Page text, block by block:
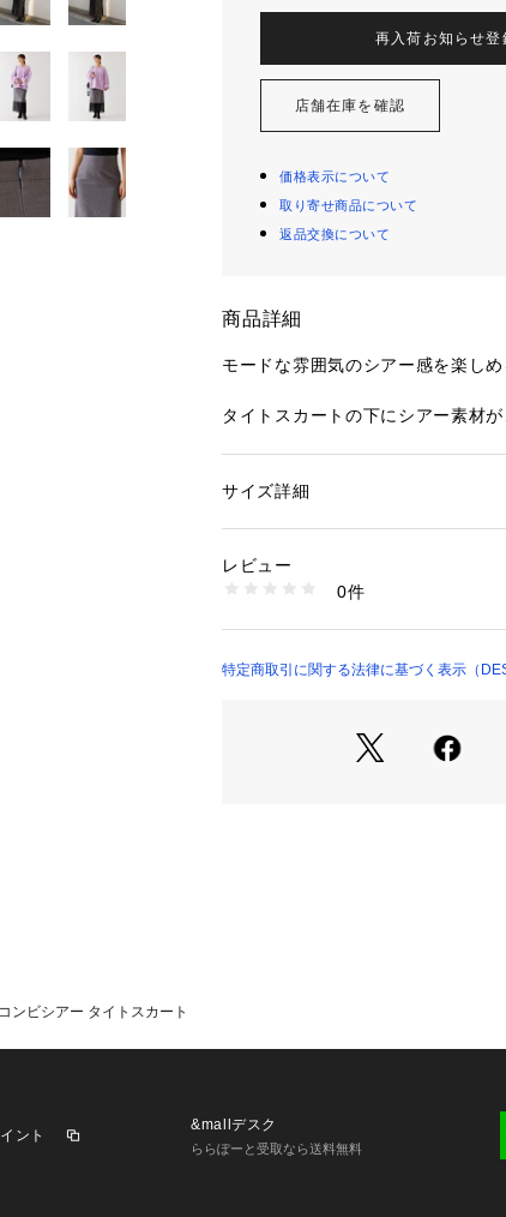
再入荷お知らせ登
店舗在庫を確認
価格表示について
取り寄せ商品について
返品交換について
商品詳細
モードな雰囲気のシアー感を楽しめ
タイトスカートの下にシアー素材が
後ろにスリットも施されているので
大人の女性らしいすっきりとした
シルエットを楽しめ、
スエットやニットを合わせても◎
ロングブーツなどを持ってくるのも
トレンド感ある着こなしになりオス
性別：レディース
布 再生繊維(セルロース)66% ポリエステ
洗濯：手洗い可
い
サイズ詳細
レビュー
0件
特定商取引に関する法律に基づく表示（
コンビシアー タイトスカート
ント
&mallデスク
ららぽーと受取なら送料無料